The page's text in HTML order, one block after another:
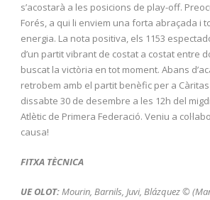
s’acostarà a les posicions de play-off.
Forés, a qui li enviem una forta abraçada i
energia. La nota positiva, els 1153
d’un partit vibrant de costat a costat entre
buscat la victòria en tot moment. Abans
retrobem amb el partit benèfic per a
dissabte 30 de desembre a les 12h del
Atlètic de Primera Federació. Veniu a
causa!
FITXA TÈCNICA
UE OLOT:Mourin, Barnils, Juvi, Blázquez ©